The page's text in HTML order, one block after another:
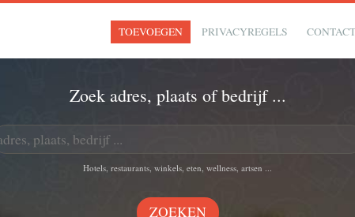
TOEVOEGEN PRIVACYREGELS
Zoek adres, plaats of bedrijf ...
Hotels, restaurants, winkels, eten, wellness, artsen ...